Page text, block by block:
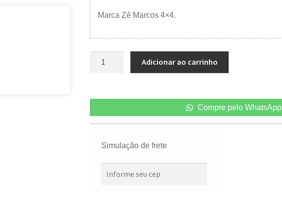
Marca Zé Marcos 4×4.
Adicionar ao carrinho
Compre pelo WhatsApp
Simulação de frete